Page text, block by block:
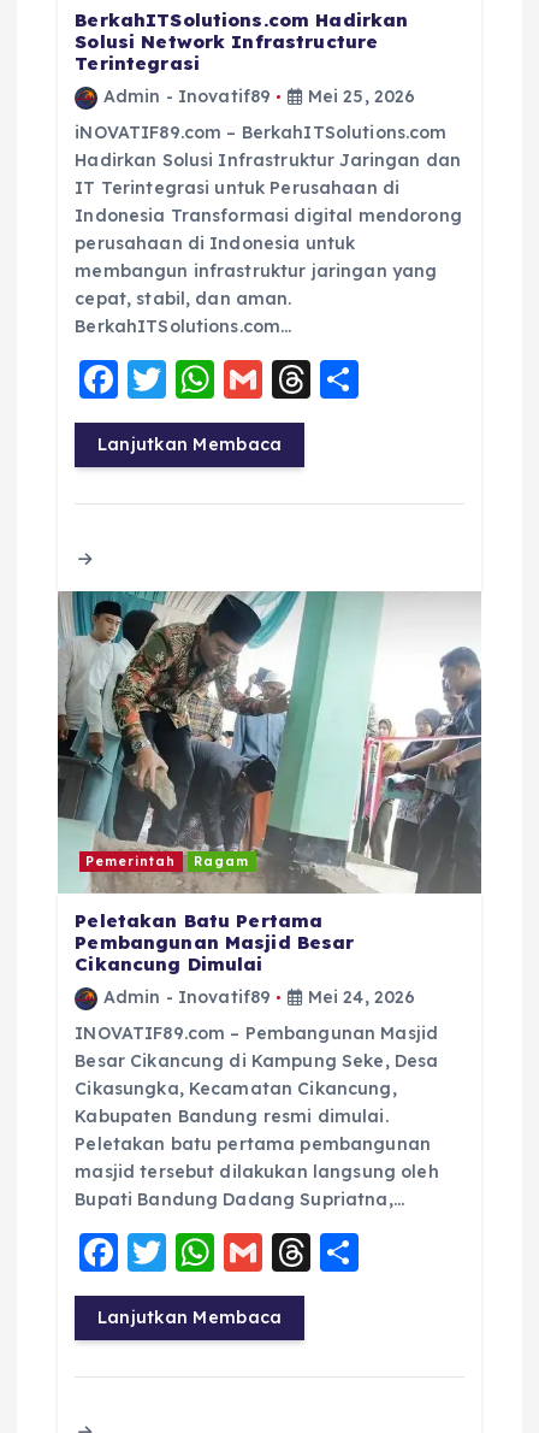
BerkahITSolutions.com Hadirkan
Solusi Network Infrastructure
Terintegrasi
Admin - Inovatif89
Mei 25, 2026
iNOVATIF89.com – BerkahITSolutions.com
Hadirkan Solusi Infrastruktur Jaringan dan
IT Terintegrasi untuk Perusahaan di
Indonesia Transformasi digital mendorong
perusahaan di Indonesia untuk
membangun infrastruktur jaringan yang
cepat, stabil, dan aman.
BerkahITSolutions.com…
F
a
c
e
o
k
T
w
it
te
W
h
a
ts
p
G
m
ai
l
T
a re
Lanjutkan Membaca
Pemerintah Ragam
Peletakan Batu Pertama
Pembangunan Masjid Besar
Cikancung Dimulai
Admin - Inovatif89
Mei 24, 2026
INOVATIF89.com – Pembangunan Masjid
Besar Cikancung di Kampung Seke, Desa
Cikasungka, Kecamatan Cikancung,
Kabupaten Bandung resmi dimulai.
Peletakan batu pertama pembangunan
masjid tersebut dilakukan langsung oleh
Bupati Bandung Dadang Supriatna,…
F
a
c
e
T
w
it
te
W
h
a
ts
G
m
ai
l
T
a re
Lanjutkan Membaca